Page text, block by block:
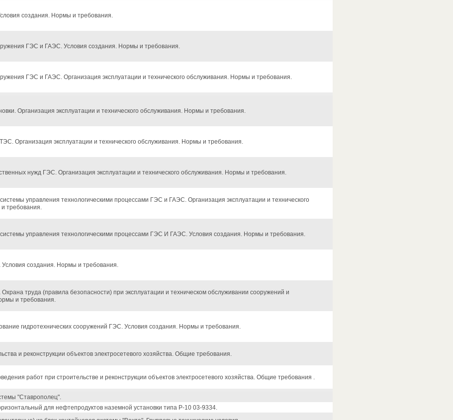
создания. Нормы и требования.
ГЭС и ГАЭС. Условия создания. Нормы и требования.
ГЭС и ГАЭС. Организация эксплуатации и технического обслуживания. Нормы и требования.
Организация эксплуатации и технического обслуживания. Нормы и требования.
Организация эксплуатации и технического обслуживания. Нормы и требования.
нужд ГЭС. Организация эксплуатации и технического обслуживания. Нормы и требования.
управления технологическими процессами ГЭС и ГАЭС. Организация эксплуатации и технического
требования.
управления технологическими процессами ГЭС И ГАЭС. Условия создания. Нормы и требования.
Условия создания. Нормы и требования.
Охрана труда (правила безопасности) при эксплуатации и техническом обслуживании сооружений и
и требования.
гидротехнических сооружений ГЭС. Условия создания. Нормы и требования.
и реконструкции объектов электросетевого хозяйства. Общие требования.
работ при строительстве и реконструкции объектов электросетевого хозяйства. Общие требования .
"Ставрополец".
для нефтепродуктов наземной установки типа Р-10 03-9334.